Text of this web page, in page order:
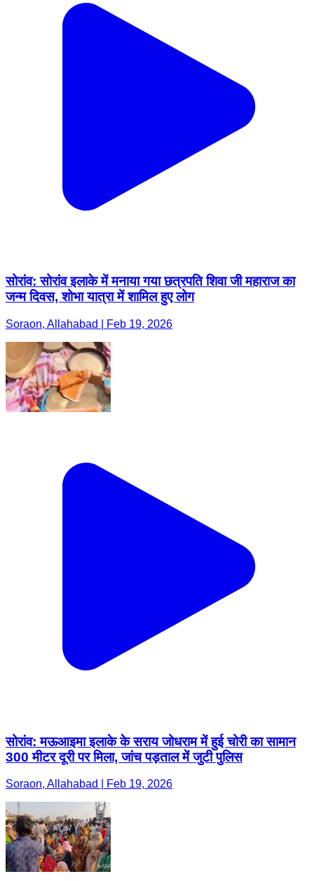
सोरांव: सोरांव इलाके में मनाया गया छत्रपति शिवा जी महाराज का
जन्म दिवस, शोभा यात्रा में शामिल हुए लोग
Soraon, Allahabad | Feb 19, 2026
सोरांव: मऊआइमा इलाके के सराय जोधराम में हुई चोरी का सामान
300 मीटर दूरी पर मिला, जांच पड़ताल में जुटी पुलिस
Soraon, Allahabad | Feb 19, 2026